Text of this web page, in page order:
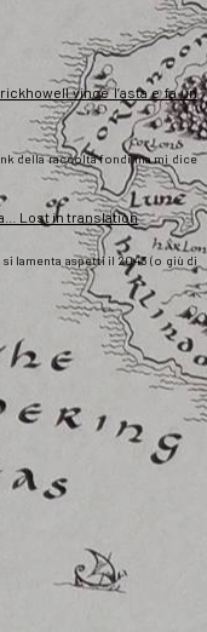
vince l’asta e fa un
della raccolta fondi ma mi dice
Lost in translation
lamenta aspetti il 2043 (o giù di